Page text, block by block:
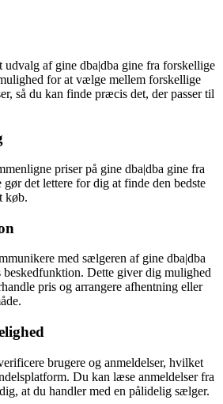
af gine dba|dba gine fra forskellige
for at vælge mellem forskellige
så du kan finde præcis det, der passer til
priser på gine dba|dba gine fra
det lettere for dig at finde den bedste
køb.
med sælgeren af gine dba|dba
beskedfunktion. Dette giver dig mulighed
pris og arrangere afhentning eller
brugere og anmeldelser, hvilket
Du kan læse anmeldelser fra
at du handler med en pålidelig sælger.